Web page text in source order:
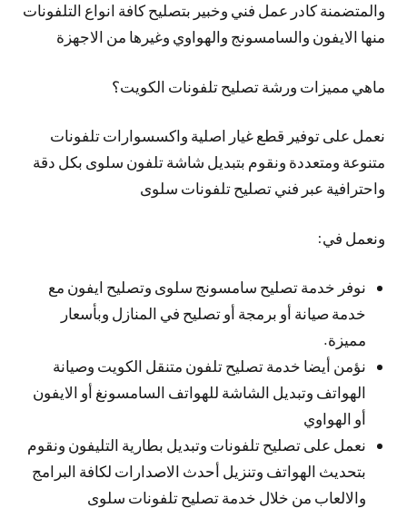
والمتضمنة كادر عمل فني وخبير بتصليح كافة انواع التلفونات
منها الايفون والسامسونج والهواوي وغيرها من الاجهزة
ماهي مميزات ورشة تصليح تلفونات الكويت؟
نعمل على توفير قطع غيار اصلية واكسسوارات تلفونات
متنوعة ومتعددة ونقوم بتبديل شاشة تلفون سلوى بكل دقة
واحترافية عبر فني تصليح تلفونات سلوى
ونعمل في:
نوفر خدمة تصليح سامسونج سلوى وتصليح ايفون مع
خدمة صيانة أو برمجة أو تصليح في المنازل وبأسعار
مميزة.
نؤمن أيضا خدمة تصليح تلفون متنقل الكويت وصيانة
الهواتف وتبديل الشاشة للهواتف السامسونغ أو الايفون
أو الهواوي
نعمل على تصليح تلفونات وتبديل بطارية التليفون ونقوم
بتحديث الهواتف وتنزيل أحدث الاصدارات لكافة البرامج
والالعاب من خلال خدمة تصليح تلفونات سلوى